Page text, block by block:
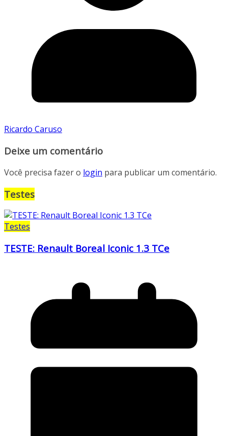
Ricardo Caruso
Deixe um comentário
Você precisa fazer o login para publicar um comentário.
Testes
Testes
TESTE: Renault Boreal Iconic 1.3 TCe